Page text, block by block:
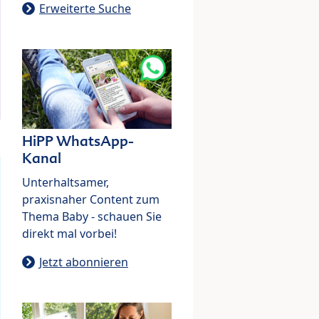
Erweiterte Suche
HiPP WhatsApp-
Kanal
Unterhaltsamer,
praxisnaher Content zum
Thema Baby - schauen Sie
direkt mal vorbei!
Jetzt abonnieren